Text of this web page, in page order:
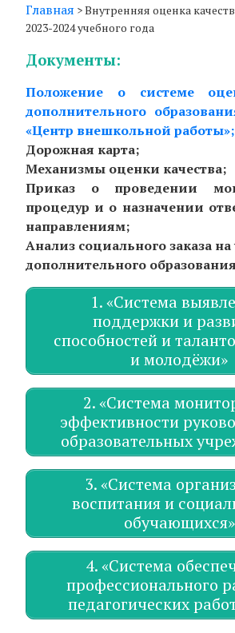
Главная >Внутренняя оценка
2023-2024 учебного года
Документы:
Положение о системе
дополнительного
«Центр внешкольной работы»;
Дорожная карта;
Механизмы оценки качества;
Приказ о проведении
процедур и о назначении
направлениям;
Анализ социального заказа на
дополнительного образования
1. «Система
поддержки и
способностей и
и молодёжи»
2. «Система
эффективности
образовательных
3. «Система
воспитания и
обучающихся»
4. «Система
профессионального
педагогических